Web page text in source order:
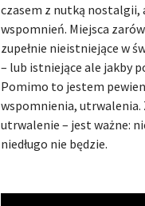
czasem z nutką nostalgii,
wspomnień. Miejsca
zupełnie nieistniejące w
– lub istniejące ale jakby
Pomimo to jestem
wspomnienia, utrwalenia.
utrwalenie – jest ważne:
niedługo nie będzie.